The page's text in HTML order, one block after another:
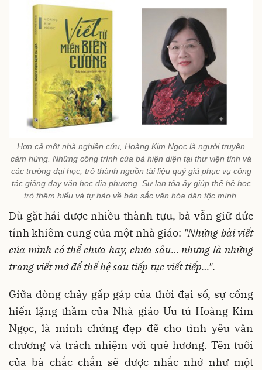
Hơn cả một nhà nghiên cứu, Hoàng Kim Ngọc là người truyền
cảm hứng. Những công trình của bà hiện diện tại thư viện tỉnh và
các trường đại học, trở thành nguồn tài liệu quý giá phục vụ công
tác giảng dạy văn học địa phương. Sự lan tỏa ấy giúp thế hệ học
trò thêm hiểu và tự hào về bản sắc văn hóa dân tộc mình.
Dù gặt hái được nhiều thành tựu, bà vẫn giữ đức
tính khiêm cung của một nhà giáo: "Những bài viết
của mình có thể chưa hay, chưa sâu… nhưng là những
trang viết mở để thế hệ sau tiếp tục viết tiếp…".
Giữa dòng chảy gấp gáp của thời đại số, sự cống
hiến lặng thầm của Nhà giáo Ưu tú Hoàng Kim
Ngọc, là minh chứng đẹp đẽ cho tình yêu văn
chương và trách nhiệm với quê hương. Tên tuổi
của bà chắc chắn sẽ được nhắc nhớ như một